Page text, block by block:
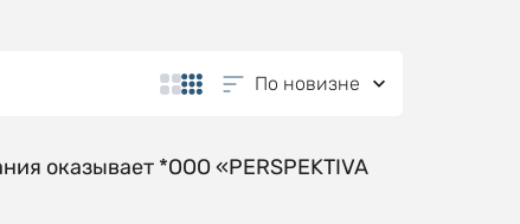
По новизне
оказывает *OOO «PERSPEKTIVA